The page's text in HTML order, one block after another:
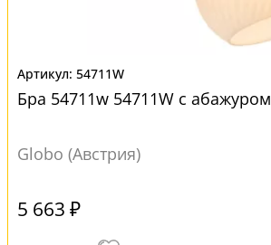
54711W
Бра 54711w 54711W с абажуром
Globo (Австрия)
5 663 ₽